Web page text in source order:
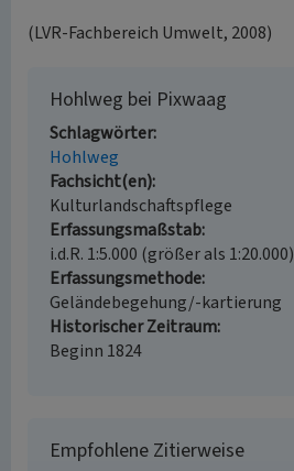
(LVR-Fachbereich Umwelt, 2008)
Hohlweg bei Pixwaag
Schlagwörter
Hohlweg
Fachsicht(en)
Kulturlandschaftspflege
Erfassungsmaßstab
i.d.R. 1:5.000 (größer als 1:20.000)
Erfassungsmethode
Geländebegehung/-kartierung
Historischer Zeitraum
Beginn 1824
Empfohlene Zitierweise